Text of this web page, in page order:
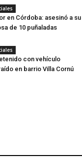
en Córdoba: asesinó a su
de 10 puñaladas
con vehículo
en barrio Villa Cornú